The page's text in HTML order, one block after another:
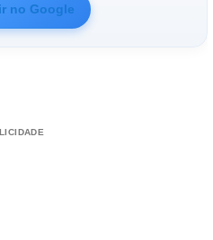
no Google